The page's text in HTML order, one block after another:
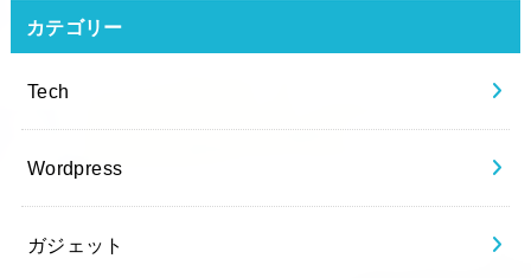
カテゴリー
Tech
Wordpress
ガジェット